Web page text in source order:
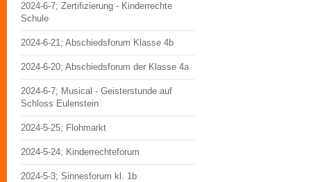
2024-6-7; Zertifizierung - Kinderrechte
Schule
2024-6-21; Abschiedsforum Klasse 4b
2024-6-20; Abschiedsforum der Klasse 4a
2024-6-7; Musical - Geisterstunde auf
Schloss Eulenstein
2024-5-25; Flohmarkt
2024-5-24; Kinderrechteforum
2024-5-3; Sinnesforum kl. 1b